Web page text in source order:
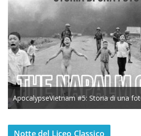
ApocalypseVietnam #5: Storia di una
Notte del Liceo Classico